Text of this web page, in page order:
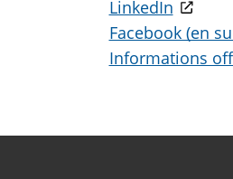
LinkedIn
Facebook (en
Informations